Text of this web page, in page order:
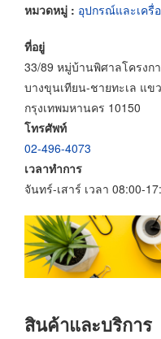
หมวดหมู่ : อุปกรณ์และเครื่
ที่อยู่
33/89 หมู่บ้านพิศาลโครงก
บางขุนเทียน-ชายทะเล แข
กรุงเทพมหานคร 10150
โทรศัพท์
02-496-4073
เวลาทำการ
จันทร์-เสาร์ เวลา 08:00-
สินค้าและบริการ